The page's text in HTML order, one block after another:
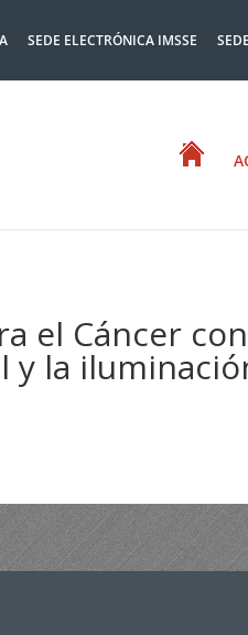
SEDE ELECTRÓNICA IMSSE
el Cáncer
la